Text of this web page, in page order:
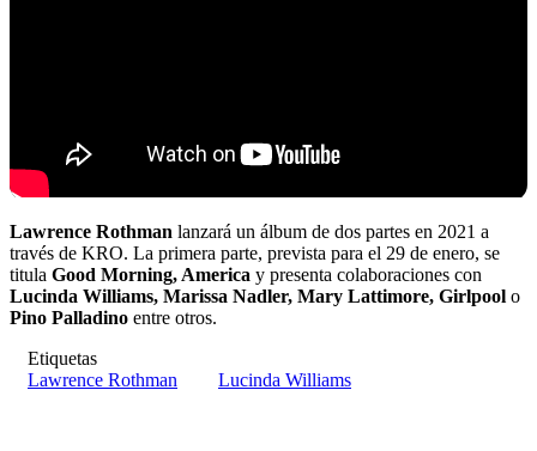
Lawrence Rothman lanzará un álbum de dos partes en 2021 a
través de KRO. La primera parte, prevista para el 29 de enero, se
titula Good Morning, America y presenta colaboraciones con
Lucinda Williams, Marissa Nadler, Mary Lattimore, Girlpool o
Pino Palladino entre otros.
Etiquetas
Lawrence Rothman
Lucinda Williams